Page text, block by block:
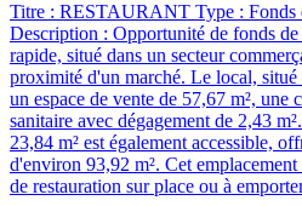
Titre : RESTAURANT Type : Fonds
Description : Opportunité de fonds de
rapide, situé dans un secteur
proximité d'un marché. Le local, situé
un espace de vente de 57,67 m², une
sanitaire avec dégagement de 2,43
23,84 m² est également accessible,
d'environ 93,92 m². Cet
de restauration sur place ou à